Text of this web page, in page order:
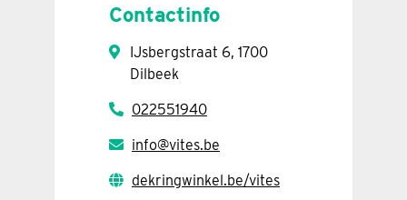
Contactinfo
IJsbergstraat 6, 1700
Dilbeek
022551940
info@vites.be
dekringwinkel.be/vites